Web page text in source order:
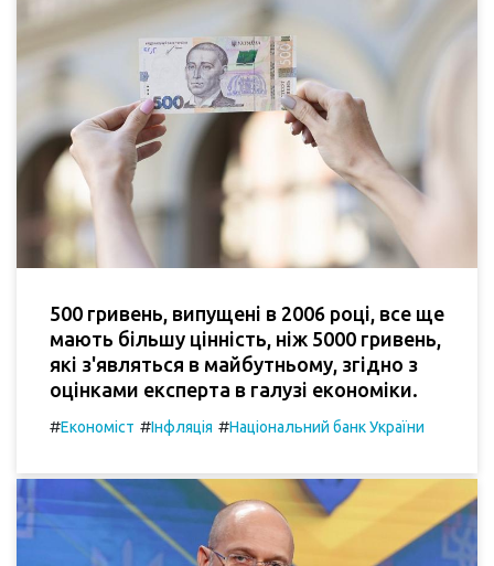
500 гривень, випущені в 2006 році, все ще
мають більшу цінність, ніж 5000 гривень,
які з'являться в майбутньому, згідно з
оцінками експерта в галузі економіки.
#Економіст #Інфляція #Національний банк України